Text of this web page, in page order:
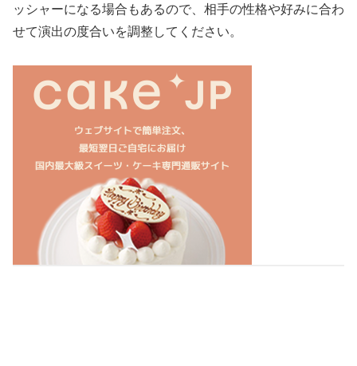
ッシャーになる場合もあるので、相手の性格や好みに合わ
せて演出の度合いを調整してください。